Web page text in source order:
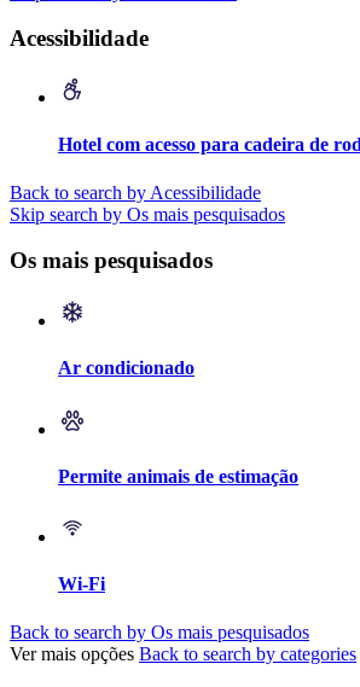
Acessibilidade
Hotel com acesso para cadeira de
Back to search by Acessibilidade
Skip search by Os mais pesquisados
Os mais pesquisados
Ar condicionado
Permite animais de estimação
Wi-Fi
Back to search by Os mais pesquisados
Ver mais opções Back to search by categories